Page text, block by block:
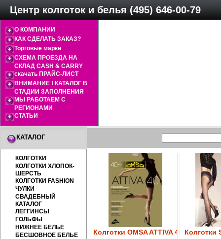
Центр колготок и белья (495) 646-00-79
О КОМПАНИИ
КАК СДЕЛАТЬ ЗАКАЗ?
Торговые марки
СХЕМА ПРОЕЗДА НА
СКЛАД CASH & CARRY
скачать ПРАЙС-ЛИСТ
ВНИМАНИЕ ! КАТАЛОГ В
СТАДИИ ЗАПОЛНЕНИЯ
МЫ РАБОТАЕМ С
РЕГИОНАМИ
СТАТЬИ
КАТАЛОГ
КОЛГОТКИ
КОЛГОТКИ ХЛОПОК-
ШЕРСТЬ
КОЛГОТКИ FASHION
ЧУЛКИ
СВАДЕБНЫЙ
КАТАЛОГ
ЛЕГГИНСЫ
ГОЛЬФЫ
НИЖНЕЕ БЕЛЬЕ
БЕСШОВНОЕ БЕЛЬЕ
Колготки OMSA ATTIVA 40 Колготки